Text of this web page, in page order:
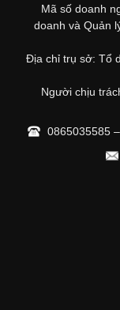
Mã số doanh
doanh và Quản
Địa chỉ trụ sở: Tổ
Người chịu
0865035585